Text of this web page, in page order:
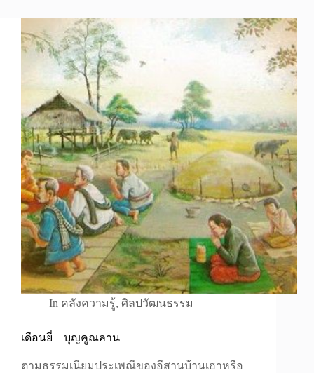
In คลังความรู้,ศิลปวัฒนธรรม
เดือนยี่ – บุญคูณลาน
ตามธรรมเนียมประเพณีของอีสานบ้านเฮาหรือ